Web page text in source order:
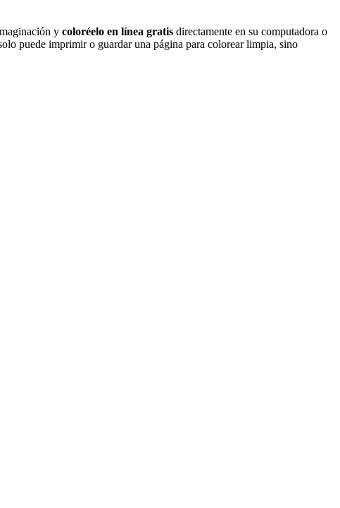
y coloréelo en línea gratis directamente en su computadora o
puede imprimir o guardar una página para colorear limpia, sino